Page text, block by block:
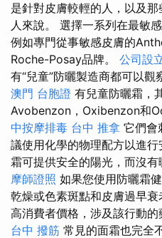
是針對皮膚較輕的人，以及
人來說。 選擇一系列在最敏
例如專門從事敏感皮膚的
Roche-Posay品牌。 公司設
有“兒童”防曬製造商都可以觀
澳門 台胞證 有兒童防曬霜，
Avobenzon，Oxibenzon和
中按摩排毒 台中 推拿 它們會
議使用化學的物理配方以進行
霜可提供安全的陽光，而沒有
摩師證照 如果您使用防曬霜
乾燥或色素斑點和皮膚過早
高消費者價格，涉及該行動的
台中 撥筋 常見的面霜也完全